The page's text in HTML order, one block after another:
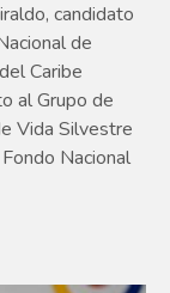
candidato
de
Caribe
al Grupo de
Vida Silvestre
Nacional